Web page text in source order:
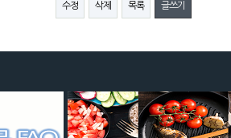
수정 삭제 목록 글쓰기